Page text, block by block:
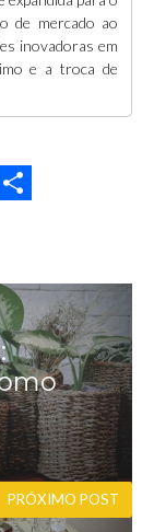
de mercado ao
inovadoras em
e a troca de
PRÓXIMO POST